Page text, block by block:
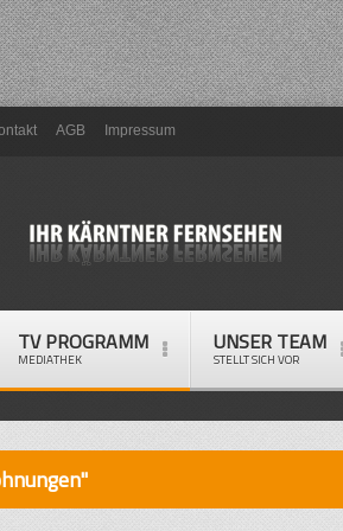
AGB Impressum
TV PROGRAMM
MEDIATHEK
UNSER TEAM
STELLT SICH VOR